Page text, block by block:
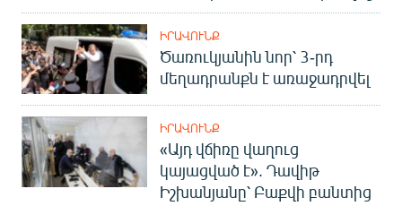
ԻՐԱՎՈՒՆՔ
Ծառուկյանին նոր՝ 3-րդ
մեղադրանքն է առաջադրվել
ԻՐԱՎՈՒՆՔ
«Այդ վճիռը վաղուց
կայացված է». Դավիթ
Իշխանյանը՝ Բաքվի բանտից